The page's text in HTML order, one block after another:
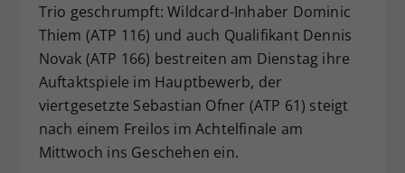
Trio geschrumpft: Wildcard-Inhaber Dominic
Thiem (ATP 116) und auch Qualifikant Dennis
Novak (ATP 166) bestreiten am Dienstag ihre
Auftaktspiele im Hauptbewerb, der
viertgesetzte Sebastian Ofner (ATP 61) steigt
nach einem Freilos im Achtelfinale am
Mittwoch ins Geschehen ein.